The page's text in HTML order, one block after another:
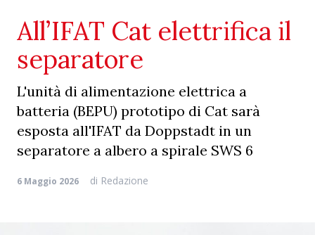
All’IFAT Cat elettrifica il
separatore
L'unità di alimentazione elettrica a
batteria (BEPU) prototipo di Cat sarà
esposta all'IFAT da Doppstadt in un
separatore a albero a spirale SWS 6
6 Maggio 2026 di Redazione